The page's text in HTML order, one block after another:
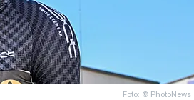
Foto: © PhotoNews